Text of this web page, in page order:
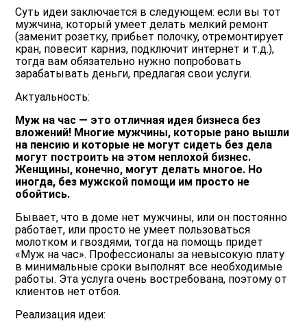
Суть идеи заключается в следующем: если вы тот
мужчина, который умеет делать мелкий ремонт
(заменит розетку, прибьет полочку, отремонтирует
кран, повесит карниз, подключит интернет и т.д.),
тогда вам обязательно нужно попробовать
зарабатывать деньги, предлагая свои услуги.
Актуальность:
Муж на час — это отличная идея бизнеса без
вложений! Многие мужчины, которые рано вышли
на пенсию и которые не могут сидеть без дела
могут построить на этом неплохой бизнес.
Женщины, конечно, могут делать многое. Но
иногда, без мужской помощи им просто не
обойтись.
Бывает, что в доме нет мужчины, или он постоянно
работает, или просто не умеет пользоваться
молотком и гвоздями, тогда на помощь придет
«Муж на час». Профессионалы за невысокую плату
в минимальные сроки выполнят все необходимые
работы. Эта услуга очень востребована, поэтому от
клиентов нет отбоя.
Реализация идеи: